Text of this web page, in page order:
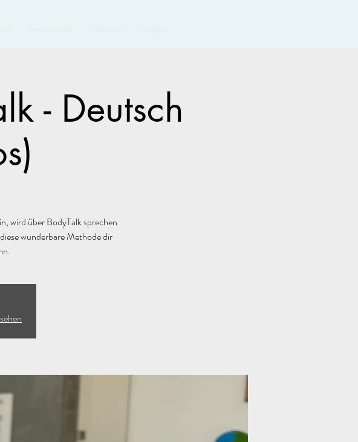
- Deutsch
wird über BodyTalk sprechen
wunderbare Methode dir